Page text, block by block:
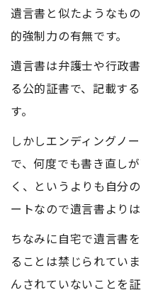
遺言書と似たようなも
的強制力の有無です。
遺言書は弁護士や行政
る公的証書で、記載す
す。
しかしエンディングノ
で、何度でも書き直し
く、というよりも自分
ートなので遺言書より
ちなみに自宅で遺言書
ることは禁じられてい
んされていないことを